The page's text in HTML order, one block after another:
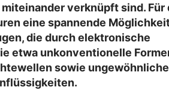
verknüpft sind. Für
eine spannende
die durch elektronische
etwa unkonventionelle
sowie ungewöhnliche